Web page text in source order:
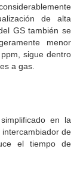
de alta
GS también se
menor
sigue dentro
a gas.
en la
de
el tiempo de